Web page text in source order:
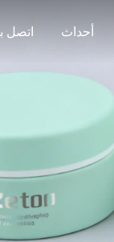
أحداث اتصل